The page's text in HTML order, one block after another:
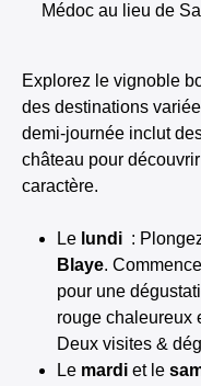
Médoc au lieu de
Explorez le vignoble
des destinations
demi-journée inclut
château pour
caractère.
Le lundi :
Blaye.
pour une
rouge chaleureux
Deux visites &
Le mardi et le